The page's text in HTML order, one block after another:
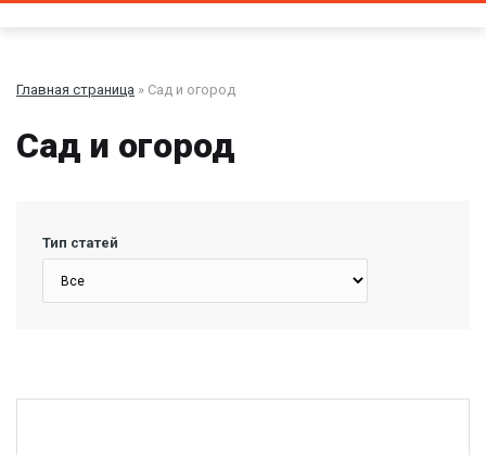
Главная страница » Сад и огород
Сад и огород
Тип статей